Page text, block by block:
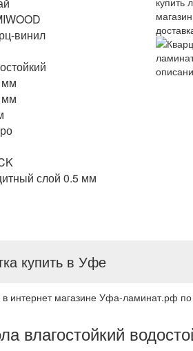
винил
мм
мм
слой 0.5 мм
купить в Уфе
в интернет магазине Уфа-ламинат.рф
влагостойкий